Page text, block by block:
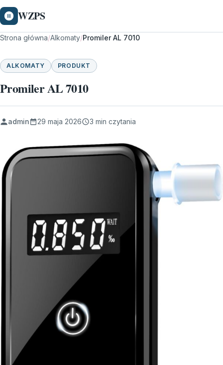
WZPS
Strona główna/Alkomaty/Promiler AL 7010
ALKOMATY PRODUKT
Promiler AL 7010
admin 29 maja 2026 3 min czytania